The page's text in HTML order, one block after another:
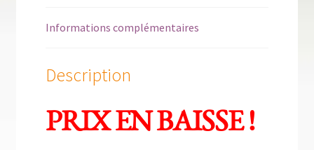
Informations complémentaires
Description
PRIX EN BAISSE !